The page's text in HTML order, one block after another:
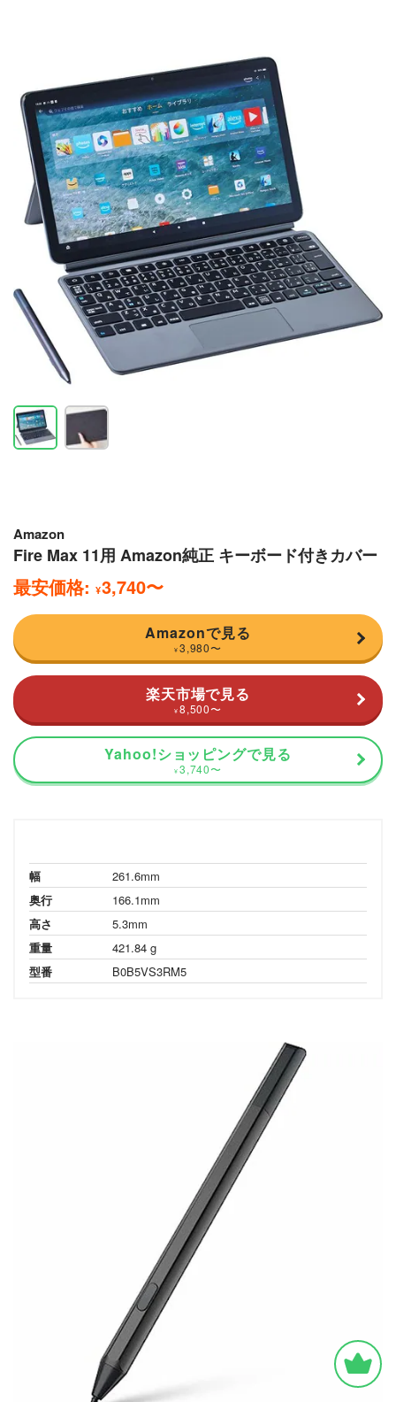
Amazon
Fire Max 11用 Amazon純正 キーボード付きカバー
最安価格: ¥3,740〜
Amazonで見る
¥ 3,980〜
楽天市場で見る
¥ 8,500〜
Yahoo!ショッピングで見る
¥ 3,740〜
幅
261.6mm
奥行
166.1mm
高さ
5.3mm
重量
421.84 g
型番
B0B5VS3RM5